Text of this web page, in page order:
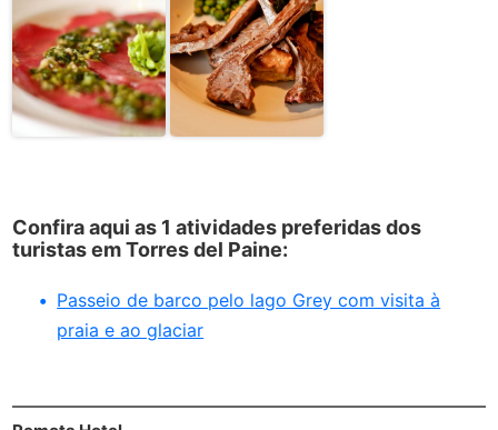
Confira aqui as 1 atividades preferidas dos
turistas em Torres del Paine:
Passeio de barco pelo lago Grey com visita à
praia e ao glaciar